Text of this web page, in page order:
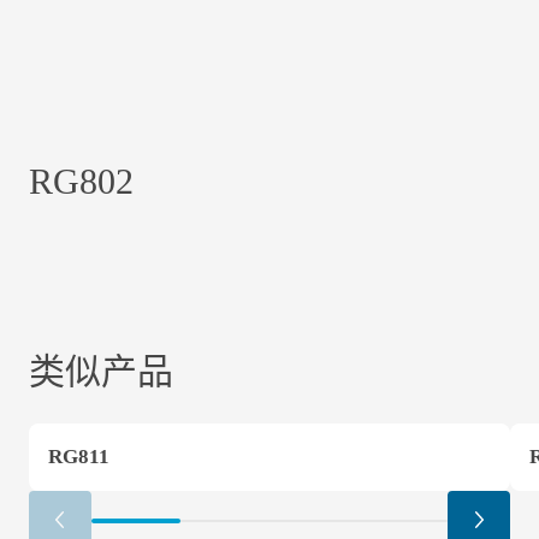
RG802
类似产品
RG811